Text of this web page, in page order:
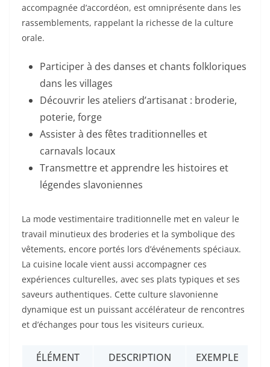
accompagnée d’accordéon, est omniprésente dans les
rassemblements, rappelant la richesse de la culture
orale.
Participer à des danses et chants folkloriques
dans les villages
Découvrir les ateliers d’artisanat : broderie,
poterie, forge
Assister à des fêtes traditionnelles et
carnavals locaux
Transmettre et apprendre les histoires et
légendes slavoniennes
La mode vestimentaire traditionnelle met en valeur le
travail minutieux des broderies et la symbolique des
vêtements, encore portés lors d’événements spéciaux.
La cuisine locale vient aussi accompagner ces
expériences culturelles, avec ses plats typiques et ses
saveurs authentiques. Cette culture slavonienne
dynamique est un puissant accélérateur de rencontres
et d’échanges pour tous les visiteurs curieux.
ÉLÉMENT
DESCRIPTION
EXEMPLE